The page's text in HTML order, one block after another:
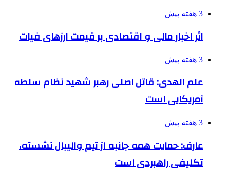
3 هفته پیش
اثر اخبار مالی و اقتصادی بر قیمت ارزهای فیات
3 هفته پیش
علم الهدی: قاتل اصلی رهبر شهید نظام سلطه
آمریکایی است
3 هفته پیش
عارف: حمایت همه جانبه از تیم والیبال نشسته،
تکلیفی راهبردی است